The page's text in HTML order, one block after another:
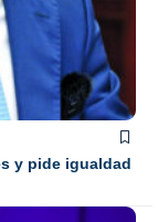
y pide igualdad